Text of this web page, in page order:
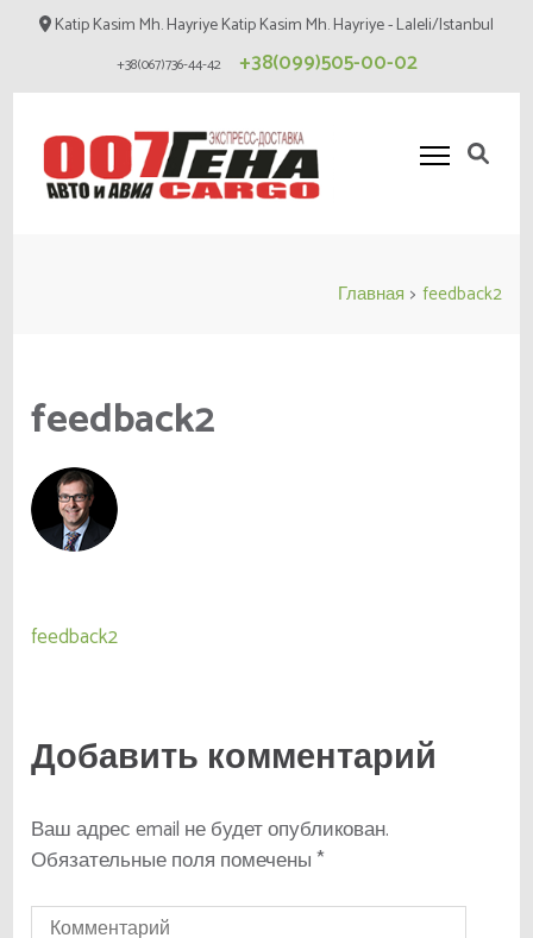
Перейти
содержимому
Enter)
Katip Kasim Mh. Hayriye Katip Kasim Mh. Hayriye - Laleli/Istanbul
+38(067)736-44-42 +38(099)505-00-02
Главная > feedback2
feedback2
Навигация
feedback2
Добавить комментарий
Ваш адрес email не будет опубликован.
Обязательные поля помечены*
Комментарий